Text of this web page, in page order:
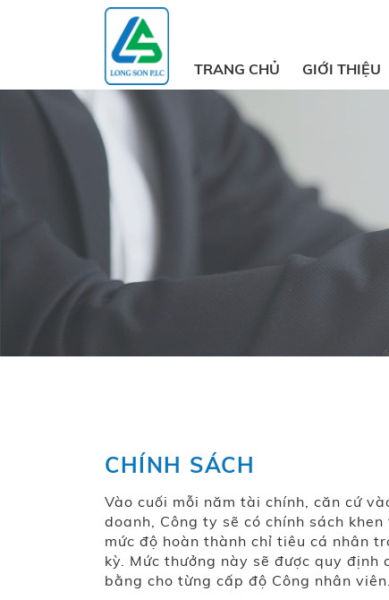
TRANG CHỦ GIỚI THIỆU
CHÍNH SÁCH
Vào cuối mỗi năm tài chính, căn cứ
doanh, Công ty sẽ có chính sách
mức độ hoàn thành chỉ tiêu cá nhân
kỳ. Mức thưởng này sẽ được quy định
bằng cho từng cấp độ Công nhân